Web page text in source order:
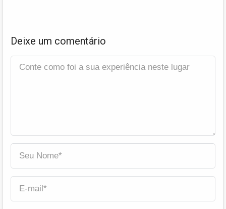
Deixe um comentário